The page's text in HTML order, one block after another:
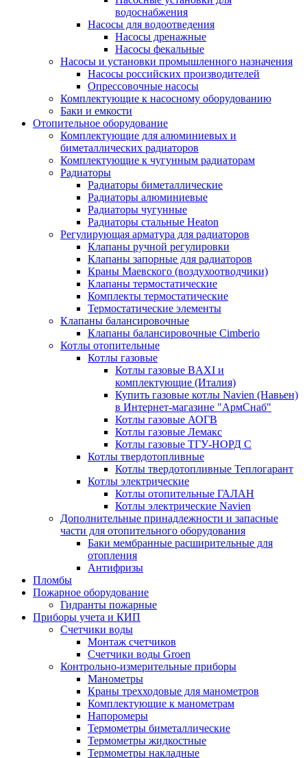
водоснабжения
Насосы для водоотведения
Насосы дренажные
Насосы фекальные
Насосы и установки промышленного назначения
Насосы российских производителей
Опрессовочные насосы
Комплектующие к насосному оборудованию
Баки и емкости
Отопительное оборудование
Комплектующие для алюминиевых и
биметаллических радиаторов
Комплектующие к чугунным радиаторам
Радиаторы
Радиаторы биметаллические
Радиаторы алюминиевые
Радиаторы чугунные
Радиаторы стальные Heaton
Регулирующая арматура для радиаторов
Клапаны ручной регулировки
Клапаны запорные для радиаторов
Краны Маевского (воздухоотводчики)
Клапаны термостатические
Комплекты термостатические
Термостатические элементы
Клапаны балансировочные
Клапаны балансировочные Cimberio
Котлы отопительные
Котлы газовые
Котлы газовые BAXI и
комплектующие (Италия)
Купить газовые котлы Navien (Навьен)
в Интернет-магазине "АрмСнаб"
Котлы газовые АОГВ
Котлы газовые Лемакс
Котлы газовые ТГУ-НОРД С
Котлы твердотопливные
Котлы твердотопливные Теплогарант
Котлы электрические
Котлы отопительные ГАЛАН
Котлы электрические Navien
Дополнительные принадлежности и запасные
части для отопительного оборудования
Баки мембранные расширительные для
отопления
Антифризы
Пломбы
Пожарное оборудование
Гидранты пожарные
Приборы учета и КИП
Счетчики воды
Монтаж счетчиков
Счетчики воды Groen
Контрольно-измерительные приборы
Манометры
Краны трехходовые для манометров
Комплектующие к манометрам
Напоромеры
Термометры биметаллические
Термометры жидкостные
Термометры накладные